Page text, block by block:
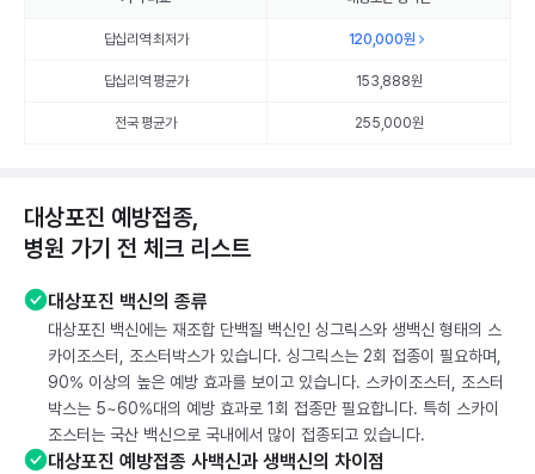
답십리역 최저가 120,000원
답십리역 평균가 153,888원
전국 평균가 255,000원
대상포진 예방접종,
병원 가기 전 체크 리스트
대상포진 백신의 종류
대상포진 백신에는 재조합 단백질 백신인 싱그릭스와 생백신 형태의 스
카이조스터, 조스터박스가 있습니다. 싱그릭스는 2회 접종이 필요하며,
90% 이상의 높은 예방 효과를 보이고 있습니다. 스카이조스터, 조스터
박스는 5~60%대의 예방 효과로 1회 접종만 필요합니다. 특히 스카이
조스터는 국산 백신으로 국내에서 많이 접종되고 있습니다.
대상포진 예방접종 사백신과 생백신의 차이점